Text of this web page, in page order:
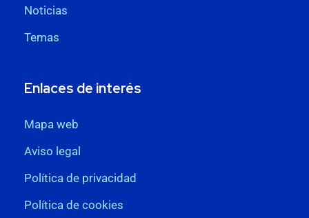
Noticias
Temas
Enlaces de interés
Mapa web
Aviso legal
Política de privacidad
Política de cookies